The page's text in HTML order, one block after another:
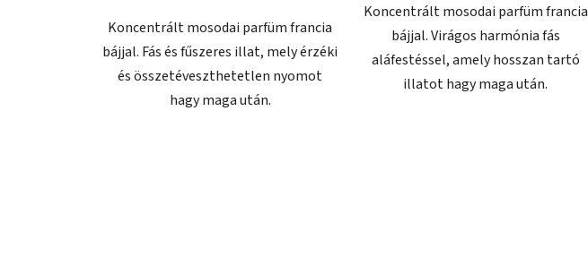
Koncentrált mosodai parfüm francia
bájjal. Fás és fűszeres illat, mely érzéki
és összetéveszthetetlen nyomot
hagy maga után.
csillag.
Koncentrált mosodai parfüm francia
bájjal. Virágos harmónia fás
aláfestéssel, amely hosszan tartó
illatot hagy maga után.